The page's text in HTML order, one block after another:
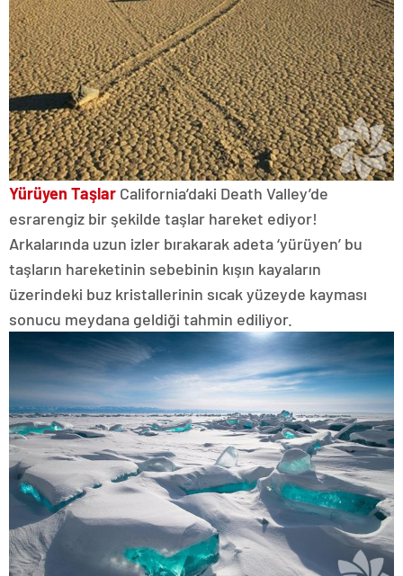
Yürüyen Taşlar California’daki Death Valley’de
esrarengiz bir şekilde taşlar hareket ediyor!
Arkalarında uzun izler bırakarak adeta ‘yürüyen’ bu
taşların hareketinin sebebinin kışın kayaların
üzerindeki buz kristallerinin sıcak yüzeyde kayması
sonucu meydana geldiği tahmin ediliyor.